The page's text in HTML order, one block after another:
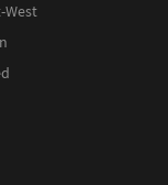
West